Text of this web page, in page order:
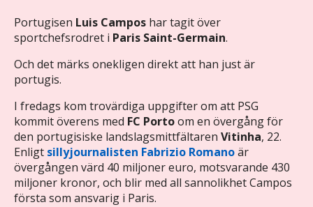
Portugisen Luis Campos har tagit över
sportchefsrodret i Paris Saint-Germain.
Och det märks onekligen direkt att han just är
portugis.
I fredags kom trovärdiga uppgifter om att PSG
kommit överens med FC Portoom en övergång för
den portugisiske landslagsmittfältaren Vitinha, 22.
Enligt sillyjournalisten Fabrizio Romanoär
övergången värd 40 miljoner euro, motsvarande 430
miljoner kronor, och blir med all sannolikhet Campos
första som ansvarig i Paris.